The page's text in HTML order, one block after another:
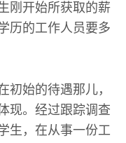
刚开始所获取的薪
历的工作人员要多
初始的待遇那儿，
现。经过跟踪调查
生，在从事一份工